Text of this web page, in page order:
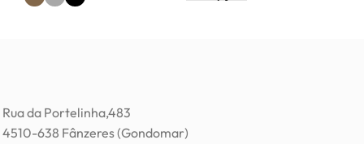
Rua da Portelinha,483
4510-638 Fânzeres (Gondomar)